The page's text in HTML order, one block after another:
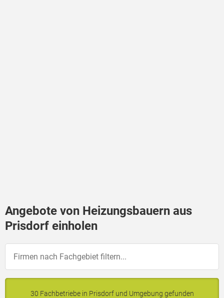
Angebote von Heizungsbauern aus
Prisdorf einholen
30 Fachbetriebe in Prisdorf und Umgebung gefunden